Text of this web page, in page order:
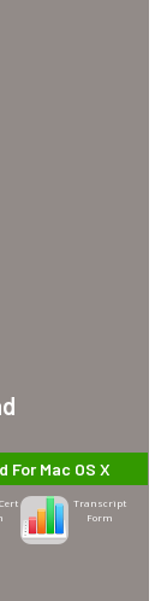
For Mac OS X
Transcript
Form